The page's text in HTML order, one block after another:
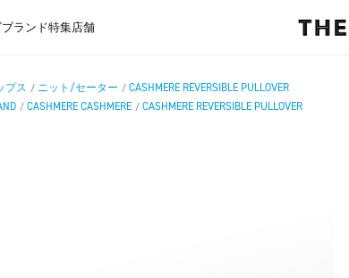
ブランド特集店舗
プス / ニット/セーター / CASHMERE REVERSIBLE PULLOVER
/ CASHMERE CASHMERE / CASHMERE REVERSIBLE PULLOVER